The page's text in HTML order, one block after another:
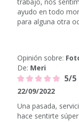
ayudo en todo
para alguna otra
Opinión sobre:
De: Meri
5/5
22/09/2022
Una pasada,
hace sentirte